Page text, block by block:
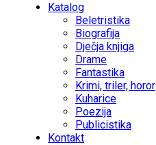
Katalog
Beletristika
Biografija
Dječja knjiga
Drame
Fantastika
Krimi, triler, horor
Kuharice
Poezija
Publicistika
Kontakt